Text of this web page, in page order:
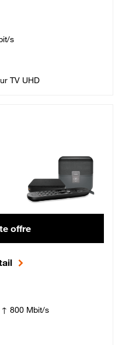
s
TV UHD
€ par mois, Engagement 12 mois
offre
800 Mbit/s